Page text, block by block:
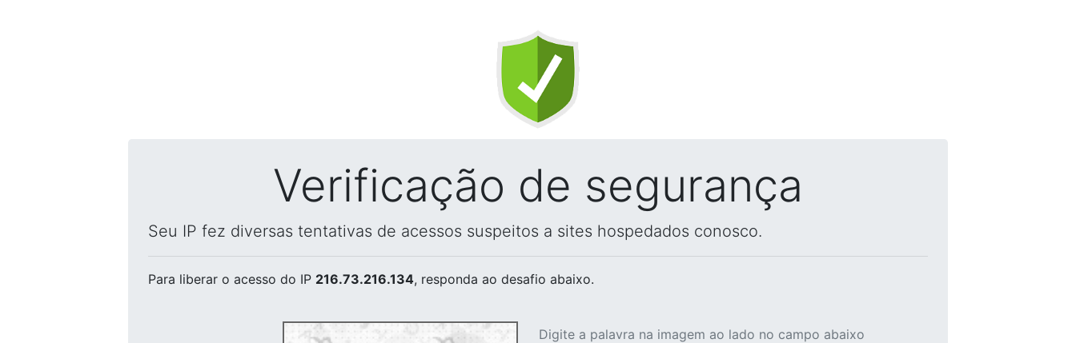
Verificação de segurança
Seu IP fez diversas tentativas de acessos suspeitos a sites hospedados conosco.
Para liberar o acesso do IP 216.73.216.134, responda ao desafio abaixo.
Digite a palavra na imagem ao lado no campo abaixo